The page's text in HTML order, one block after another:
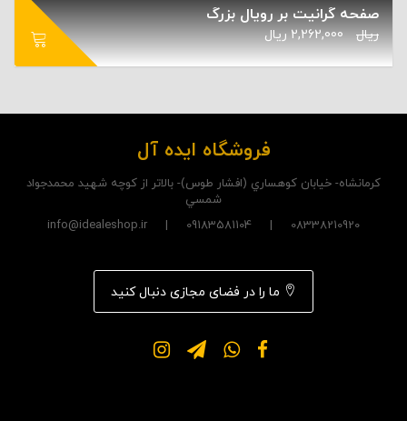
صفحه گرانیت بر رویال بزرگ
ریال 2,262,000 ریال
فروشگاه ایده آل
کرمانشاه- خيابان کوهساري (افشار طوس)- بالاتر از کوچه شهيد محمدجواد
شمسي
08338210920 | 09183581104 | info@idealeshop.ir
ما را در فضای مجازی دنبال کنید